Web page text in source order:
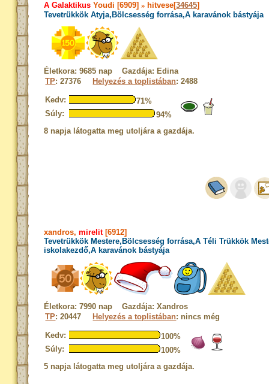
A Galaktikus Youdi [6909]» hitvese[34645]
Tevetrükkök Atyja,Bölcsesség forrása,A karavánok bástyája
Életkora: 9685 nap Gazdája: Edina
TP: 27376 Helyezés a toplistában: 2488
Kedv:
71%
Súly:
94%
8 napja látogatta meg utoljára a gazdája.
xandros,mirelit[6912]
Tevetrükkök Mestere,Bölcsesség forrása,A Téli Trükkök
iskolakezdő,A karavánok bástyája
Életkora: 7990 nap Gazdája: Xandros
TP: 20447 Helyezés a toplistában: nincs még
Kedv:
100%
Súly:
100%
5 napja látogatta meg utoljára a gazdája.